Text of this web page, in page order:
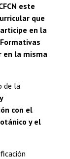
este
que
en la
en la misma
de la
con el
y el